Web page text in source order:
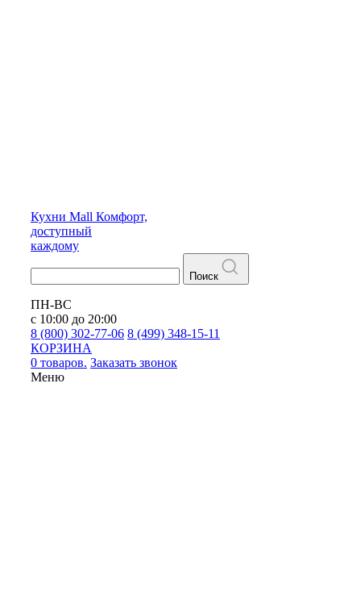
Кухни Mall Комфорт,
доступный
каждому
Поиск
ПН-ВС
с 10:00 до 20:00
8 (800) 302-77-06 8 (499) 348-15-11
КОРЗИНА
0 товаров. Заказать звонок
Меню